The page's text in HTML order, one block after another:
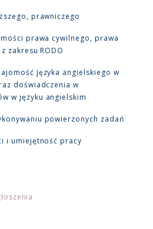
prawniczego
prawa cywilnego, prawa
zakresu RODO
języka angielskiego w
doświadczenia w
w języku angielskim
powierzonych zadań
i umiejętność pracy